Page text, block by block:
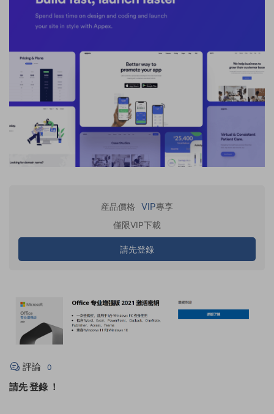
産品價格 VIP專享
僅限VIP下載
請先登錄
評論 0
請先登錄 ！